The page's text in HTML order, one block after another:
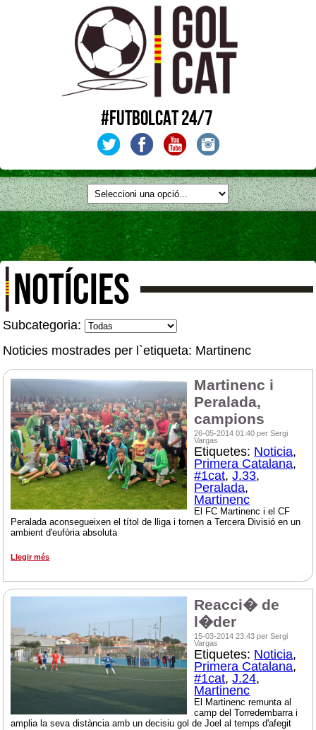
#FUTBOLCAT 24/7
NOTÍCIES
Subcategoria:
Noticies mostrades per l`etiqueta: Martinenc
Martinenc i
Peralada,
campions
26-05-2014 01:40 per Sergi
Vargas
Etiquetes: Noticia,
Primera Catalana,
#1cat,J.33,
Peralada,
Martinenc
El FC Martinenc i el CF
Peralada aconsegueixen el títol de lliga i tornen a Tercera Divisió en un
ambient d'eufòria absoluta
Llegir més
Reacci� de
l�der
15-03-2014 23:43 per Sergi
Vargas
Etiquetes: Noticia,
Primera Catalana,
#1cat,J.24,
Martinenc
El Martinenc remunta al
camp del Torredembarra i
amplia la seva distància amb un decisiu gol de Joel al temps d'afegit